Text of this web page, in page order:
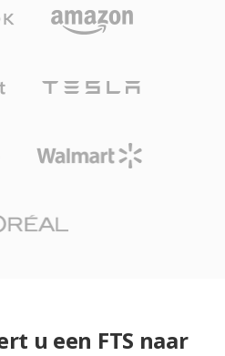
u een FTS naar